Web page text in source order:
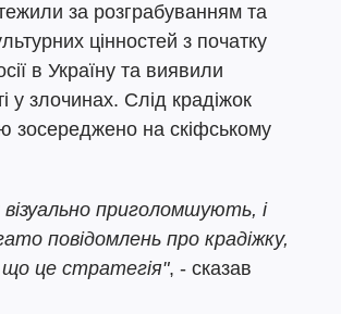
за розграбуванням та
цінностей з початку
в Україну та виявили
у злочинах. Слід крадіжок
зосереджено на скіфському
приголомшують, і
повідомлень про крадіжку,
це стратегія", - сказав